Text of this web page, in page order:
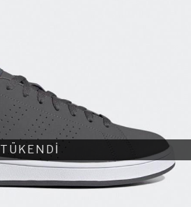
TÜKENDİ